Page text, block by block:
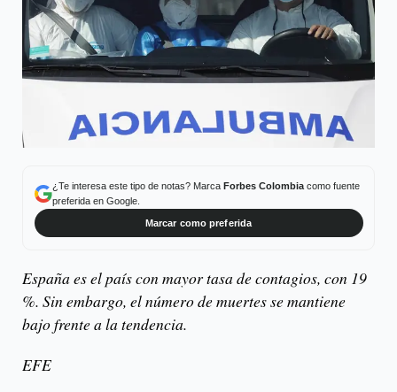
¿Te interesa este tipo de notas? Marca Forbes Colombiacomo fuente
preferida en Google.
Marcar como preferida
España es el país con mayor tasa de contagios, con 19
%. Sin embargo, el número de muertes se mantiene
bajo frente a la tendencia.
EFE